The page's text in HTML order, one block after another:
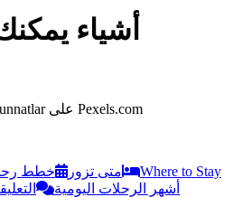
أشياء
الصورة من تصوير Farz Va Sunnatlar على Pexels.com
متى تزور خطط
Where to Stay
أشهر الرحلات اليومية